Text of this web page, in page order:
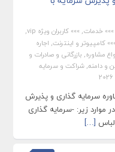
»»» خدمات, »»» کاربران ویژه vip
,
کامپیوتر و اینترنت, اجاره
مشاوره, بازرگانی و صادرات و
و دامنه, شراکت و سرمایه
سرمایه گذاری و پذیرش
موارد زیر: -سرمایه گذاری
[…]